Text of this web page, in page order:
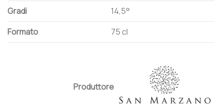
Gradi
14,5°
Formato
75 cl
Produttore